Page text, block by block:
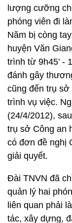
lượng cưỡng
phóng viên đi
Năm bị còng
huyện Văn
trình từ 9h45’ -
đánh gây
cũng đến trụ
trình vụ việc.
(24/4/2012),
trụ sở Công an
có đơn đề nghị
giải quyết.
Đài TNVN đã
quản lý hai
liên quan phải
tác, xây dựng,